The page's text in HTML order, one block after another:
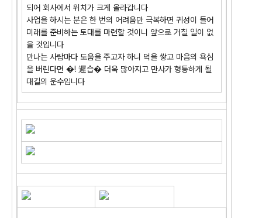
되어 회사에서 위치가 크게 올라갑니다
사업을 하시는 분은 한 번의 어려움만 극복하면 귀성이 들어
미래를 준비하는 토대를 마련할 것이니 앞으로 거칠 일이 없
을 것입니다
만나는 사람마다 도움을 주고자 하니 덕을 쌓고 마음의 욕심
을 버린다면 �! 遲습� 더욱 많아지고 만사가 형통하게 될
대길의 운수입니다